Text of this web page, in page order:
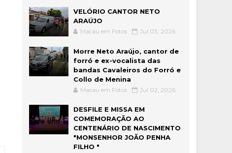
VELÓRIO CANTOR NETO
ARAÚJO
Macau em Fotos Jul 03, 2026
Morre Neto Araújo, cantor de
forró e ex-vocalista das
bandas Cavaleiros do Forró e
Collo de Menina
Macau em Fotos Jul 02, 2026
DESFILE E MISSA EM
COMEMORAÇÃO AO
CENTENÁRIO DE NASCIMENTO
"MONSENHOR JOÃO PENHA
FILHO "